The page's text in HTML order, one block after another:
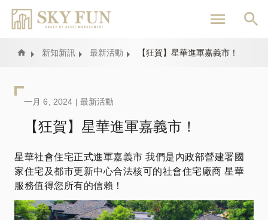
內
Home 新知新訊 最新活動 【狂賀】星華進軍嘉義市！
一月 6, 2024 | 最新活動
【狂賀】星華進軍嘉義市！
星華社會住宅正式進軍嘉義市 我們是內政部營建署國
家住宅及都市更新中心合法核可的社會住宅廠商 星華
服務值得您所有的信賴！